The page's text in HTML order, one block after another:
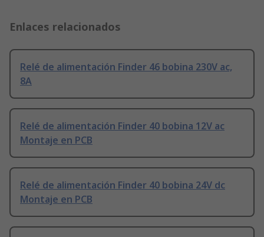
Enlaces relacionados
Relé de alimentación Finder 46 bobina 230V ac,
8A
Relé de alimentación Finder 40 bobina 12V ac
Montaje en PCB
Relé de alimentación Finder 40 bobina 24V dc
Montaje en PCB